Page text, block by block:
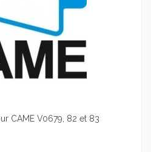
CAME V0679, 82 et 83